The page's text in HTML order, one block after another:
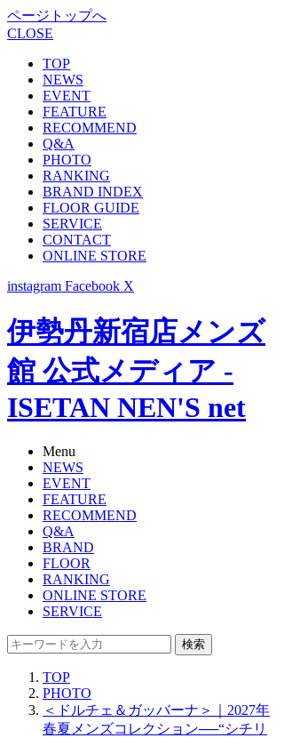
ページトップへ
CLOSE
TOP
NEWS
EVENT
FEATURE
RECOMMEND
Q&A
PHOTO
RANKING
BRAND INDEX
FLOOR GUIDE
SERVICE
CONTACT
ONLINE STORE
instagram Facebook X
伊勢丹新宿店メンズ
館 公式メディア -
ISETAN NEN'S net
Menu
NEWS
EVENT
FEATURE
RECOMMEND
Q&A
BRAND
FLOOR
RANKING
ONLINE STORE
SERVICE
検索
TOP
PHOTO
＜ドルチェ＆ガッバーナ＞｜2027年
春夏メンズコレクション──“シチリ